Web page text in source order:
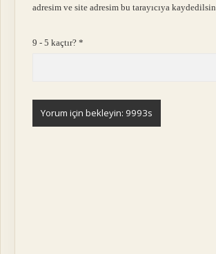
adresim ve site adresim bu tarayıcıya kaydedilsin.
9 - 5 kaçtır?*